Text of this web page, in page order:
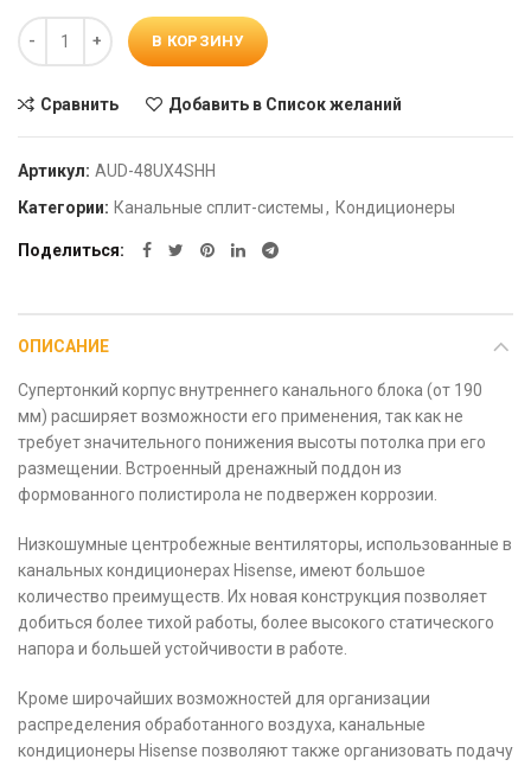
Количество
В КОРЗИНУ
Сравнить Добавить в Список желаний
Артикул: AUD-48UX4SHH
Категории: Канальные сплит-системы, Кондиционеры
Поделиться
ОПИСАНИЕ
Супертонкий корпус внутреннего канального блока (от 190
мм) расширяет возможности его применения, так как не
требует значительного понижения высоты потолка при его
размещении. Встроенный дренажный поддон из
формованного полистирола не подвержен коррозии.
Низкошумные центробежные вентиляторы, использованные в
канальных кондиционерах Hisense, имеют большое
количество преимуществ. Их новая конструкция позволяет
добиться более тихой работы, более высокого статического
напора и большей устойчивости в работе.
Кроме широчайших возможностей для организации
распределения обработанного воздуха, канальные
кондиционеры Hisense позволяют также организовать подачу